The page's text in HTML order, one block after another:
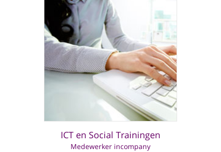
ICT en Social Trainingen
Medewerker incompany